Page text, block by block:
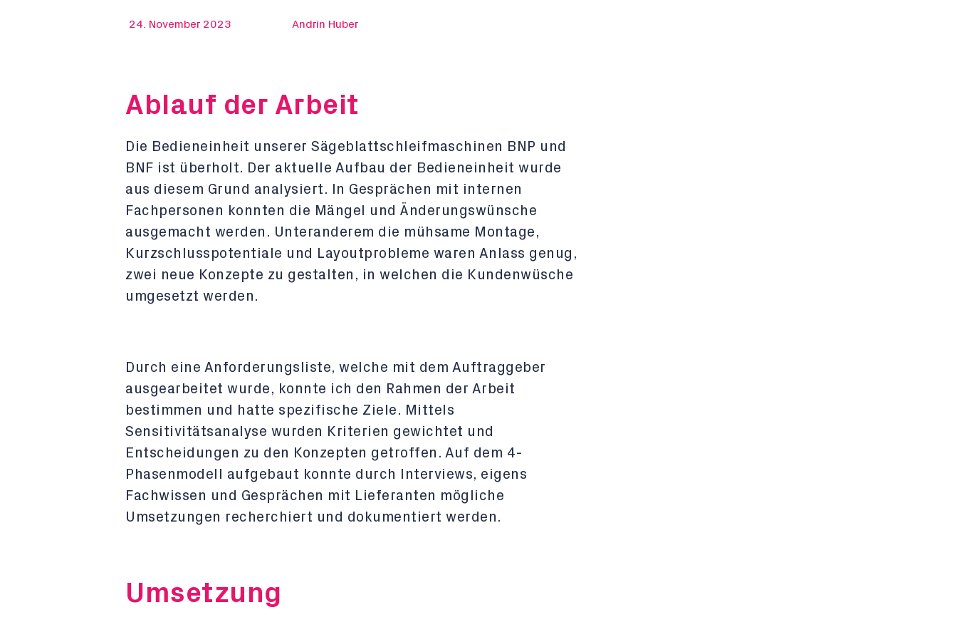
24. November 2023 Andrin Huber
Ablauf der Arbeit
Die Bedieneinheit unserer Sägeblattschleifmaschinen BNP und
BNF ist überholt. Der aktuelle Aufbau der Bedieneinheit wurde
aus diesem Grund analysiert. In Gesprächen mit internen
Fachpersonen konnten die Mängel und Änderungswünsche
ausgemacht werden. Unteranderem die mühsame Montage,
Kurzschlusspotentiale und Layoutprobleme waren Anlass genug,
zwei neue Konzepte zu gestalten, in welchen die Kundenwüsche
umgesetzt werden.
Durch eine Anforderungsliste, welche mit dem Auftraggeber
ausgearbeitet wurde, konnte ich den Rahmen der Arbeit
bestimmen und hatte spezifische Ziele. Mittels
Sensitivitätsanalyse wurden Kriterien gewichtet und
Entscheidungen zu den Konzepten getroffen. Auf dem 4-
Phasenmodell aufgebaut konnte durch Interviews, eigens
Fachwissen und Gesprächen mit Lieferanten mögliche
Umsetzungen recherchiert und dokumentiert werden.
Umsetzung